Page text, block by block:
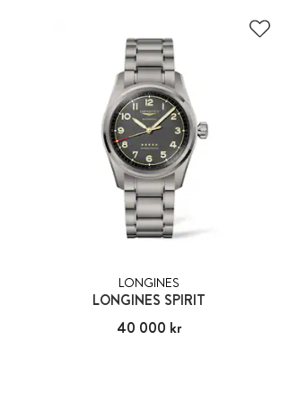
LONGINES
LONGINES SPIRIT
Pris:40 000 kr
40 000 kr